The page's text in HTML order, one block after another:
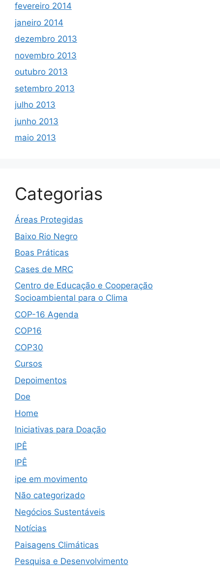
fevereiro 2014
janeiro 2014
dezembro 2013
novembro 2013
outubro 2013
setembro 2013
julho 2013
junho 2013
maio 2013
Categorias
Áreas Protegidas
Baixo Rio Negro
Boas Práticas
Cases de MRC
Centro de Educação e Cooperação
Socioambiental para o Clima
COP-16 Agenda
COP16
COP30
Cursos
Depoimentos
Doe
Home
Iniciativas para Doação
IPÊ
IPÊ
ipe em movimento
Não categorizado
Negócios Sustentáveis
Notícias
Paisagens Climáticas
Pesquisa e Desenvolvimento